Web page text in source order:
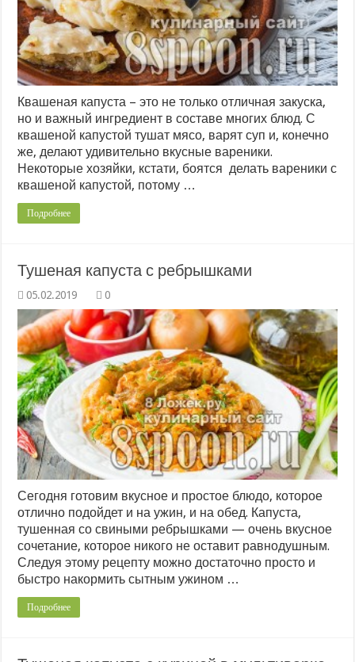
Квашеная капуста – это не только отличная закуска,
но и важный ингредиент в составе многих блюд. С
квашеной капустой тушат мясо, варят суп и, конечно
же, делают удивительно вкусные вареники.
Некоторые хозяйки, кстати, боятся делать вареники с
квашеной капустой, потому …
Подробнее
Тушеная капуста с ребрышками
0
Сегодня готовим вкусное и простое блюдо, которое
отлично подойдет и на ужин, и на обед. Капуста,
тушенная со свиными ребрышками — очень вкусное
сочетание, которое никого не оставит равнодушным.
Следуя этому рецепту можно достаточно просто и
быстро накормить сытным ужином …
Подробнее